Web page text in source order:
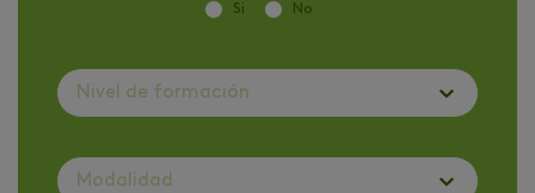
Si No
Nivel de formación
Modalidad